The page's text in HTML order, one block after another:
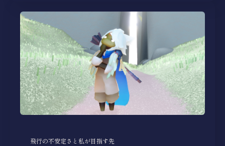
飛行の不安定さと私が目指す先